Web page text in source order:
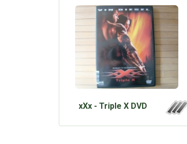
xXx - Triple X DVD